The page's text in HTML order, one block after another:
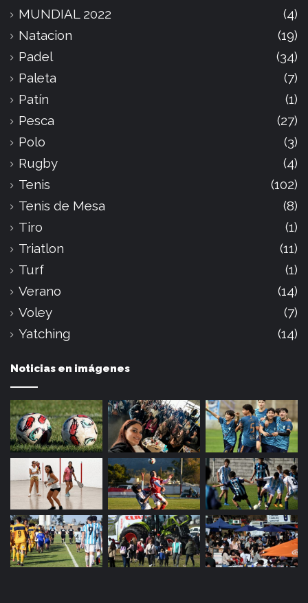
MUNDIAL 2022
(4)
Natacion
(19)
Padel
(34)
Paleta
(7)
Patín
(1)
Pesca
(27)
Polo
(3)
Rugby
(4)
Tenis
(102)
Tenis de Mesa
(8)
Tiro
(1)
Triatlon
(11)
Turf
(1)
Verano
(14)
Voley
(7)
Yatching
(14)
Noticias en imágenes